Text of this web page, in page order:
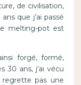
de civilisation,
que j’ai passé
melting-pot est
forgé, formé,
30 ans, j’ai vécu
pas une